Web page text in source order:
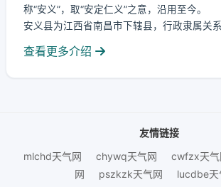
称“安义”，取“安定仁义”之意，沿用至今。
安义县为江西省南昌市下辖县，行政隶属关
查看更多介绍
友情链接
mlchd天气网
chywq天气网 cwfzx天气
网
pszkzk天气网 lucdbe天